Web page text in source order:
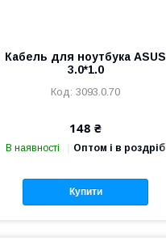
Кабель для ноутбука ASUS
3.0*1.0
3093.0.70
148 ₴
В наявності Оптом і в роздріб
Купити